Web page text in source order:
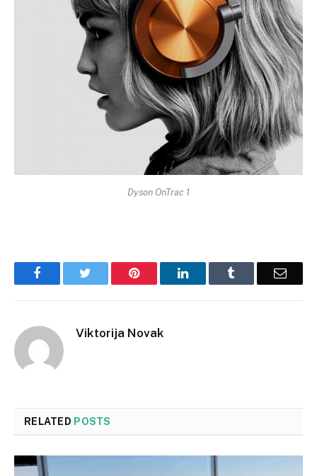
Dyson OnTrac 1
Facebook Pinterest LinkedIn Email
Viktorija Novak
RELATED POSTS